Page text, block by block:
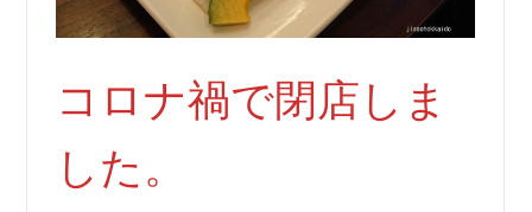
コロナ禍で閉店しま
した。